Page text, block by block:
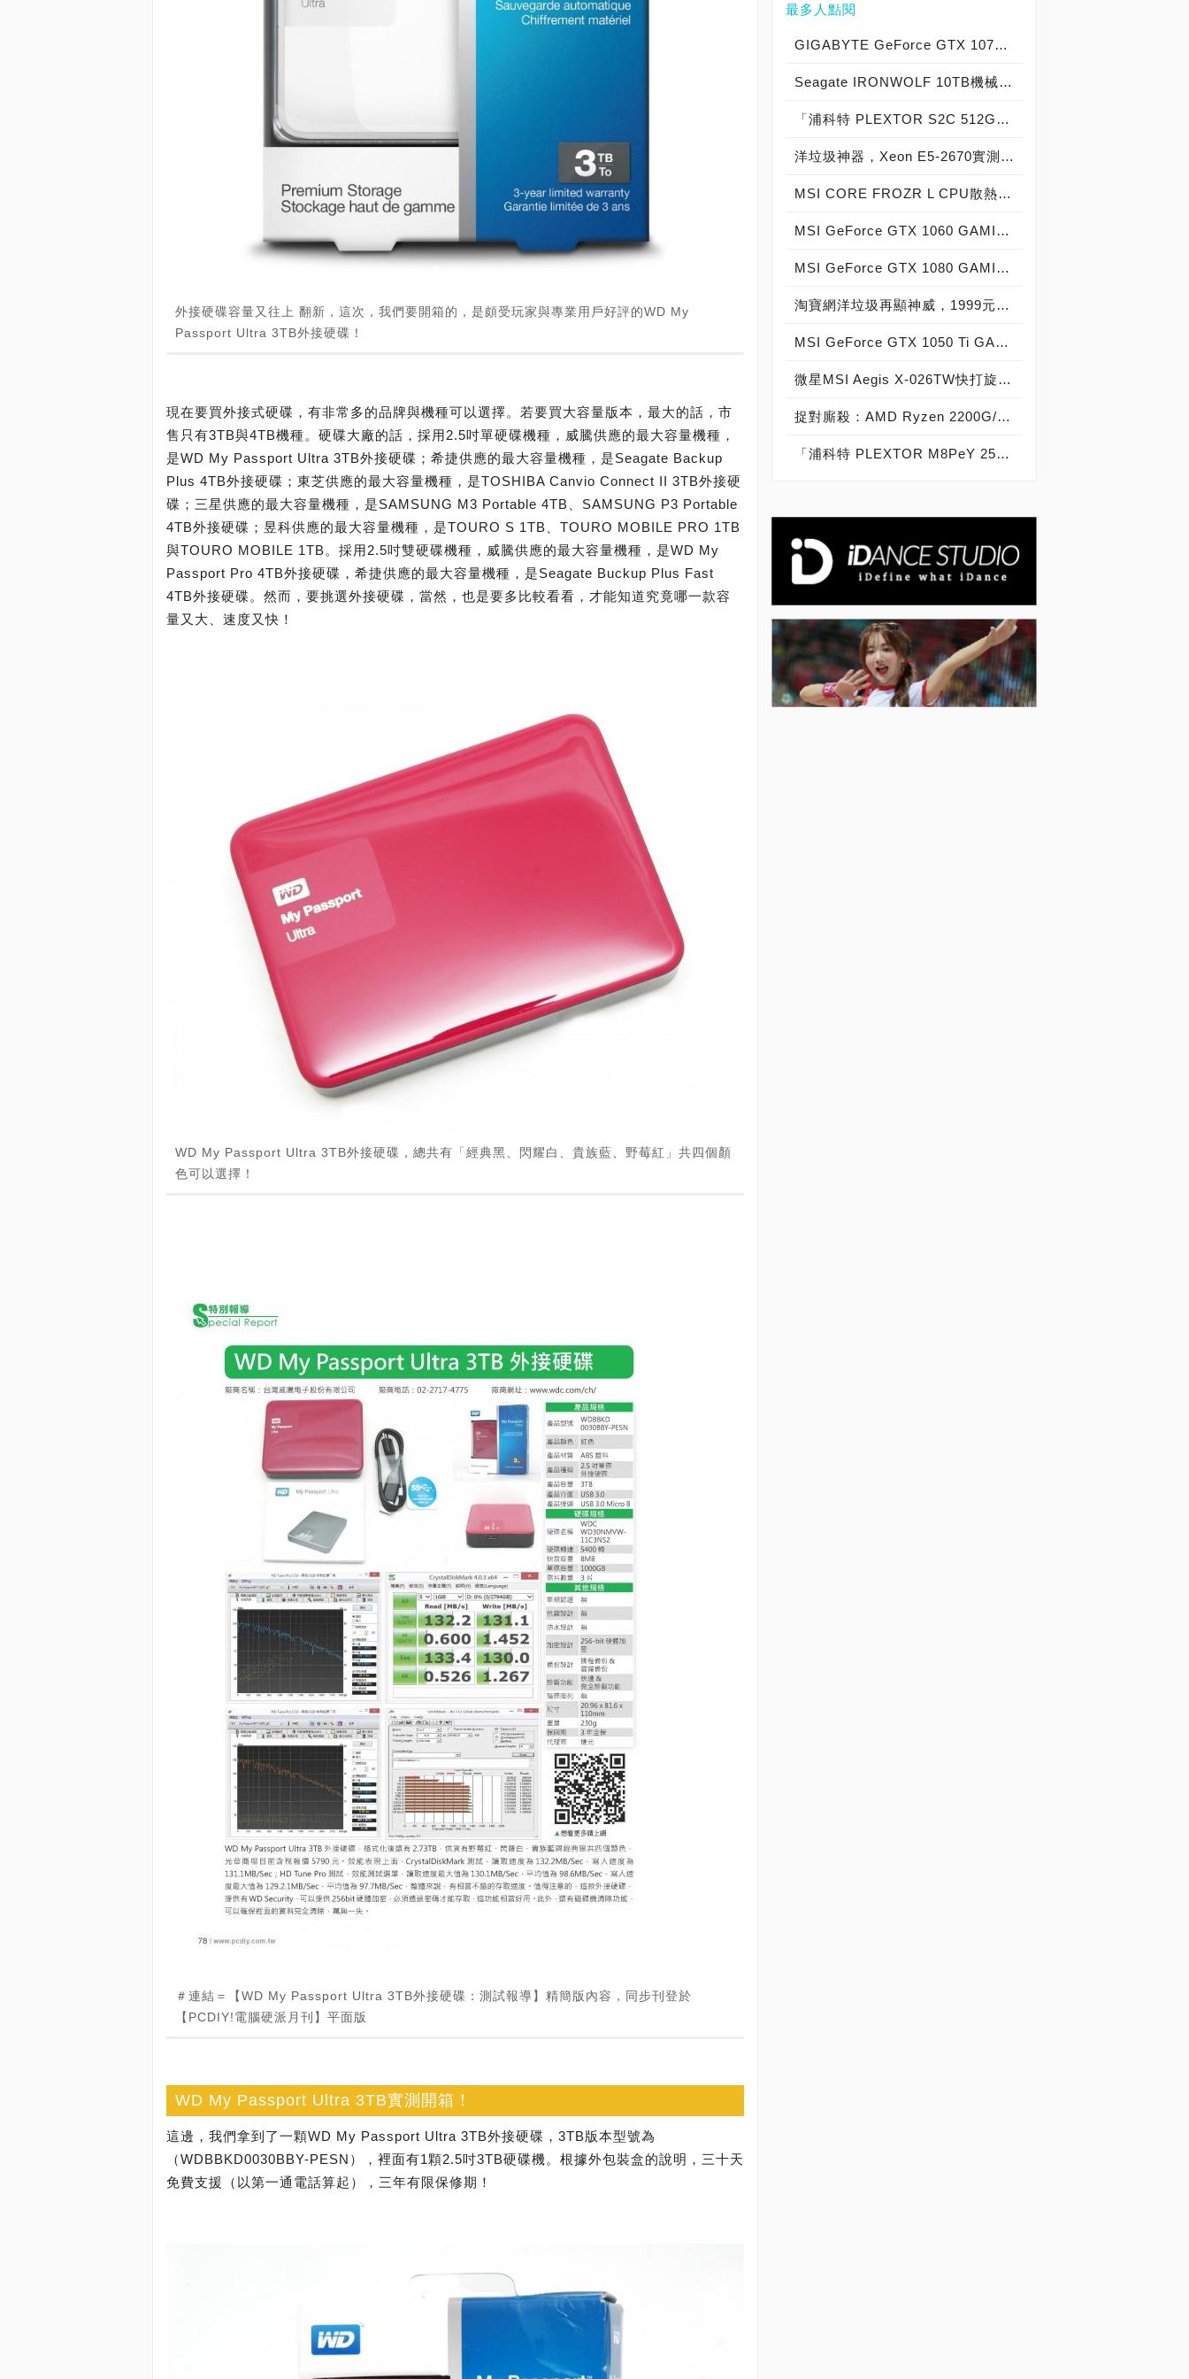
外接硬碟容量又往上 翻新，這次，我們要開箱的，是頗受玩家與專業用戶好評的WD My
Passport Ultra 3TB外接硬碟！
現在要買外接式硬碟，有非常多的品牌與機種可以選擇。若要買大容量版本，最大的話，市
售只有3TB與4TB機種。硬碟大廠的話，採用2.5吋單硬碟機種，威騰供應的最大容量機種，
是WD My Passport Ultra 3TB外接硬碟；希捷供應的最大容量機種，是Seagate Backup
Plus 4TB外接硬碟；東芝供應的最大容量機種，是TOSHIBA Canvio Connect II 3TB外接硬
碟；三星供應的最大容量機種，是SAMSUNG M3 Portable 4TB、SAMSUNG P3 Portable
4TB外接硬碟；昱科供應的最大容量機種，是TOURO S 1TB、TOURO MOBILE PRO 1TB
與TOURO MOBILE 1TB。採用2.5吋雙硬碟機種，威騰供應的最大容量機種，是WD My
Passport Pro 4TB外接硬碟，希捷供應的最大容量機種，是Seagate Buckup Plus Fast
4TB外接硬碟。然而，要挑選外接硬碟，當然，也是要多比較看看，才能知道究竟哪一款容
量又大、速度又快！
WD My Passport Ultra 3TB外接硬碟，總共有「經典黑、閃耀白、貴族藍、野莓紅」共四個顏
色可以選擇！
＃連結＝【WD My Passport Ultra 3TB外接硬碟：測試報導】精簡版內容，同步刊登於
【PCDIY!電腦硬派月刊】平面版
WD My Passport Ultra 3TB實測開箱！
這邊，我們拿到了一顆WD My Passport Ultra 3TB外接硬碟，3TB版本型號為
（WDBBKD0030BBY-PESN），裡面有1顆2.5吋3TB硬碟機。根據外包裝盒的說明，三十天
免費支援（以第一通電話算起），三年有限保修期！
最多人點閱
GIGABYTE GeForce GTX 1070 Xtreme Gaming實測開箱，電競級顯示卡中的頂尖之作！
Seagate IRONWOLF 10TB機械硬碟實測開箱，氦氣填充那嘶狼守護者NAS HDD
「浦科特 PLEXTOR S2C 512GB SSD」實測開箱，超值型固態硬碟中的優質好貨！
洋垃圾神器，Xeon E5-2670實測開箱大作戰！
MSI CORE FROZR L CPU散熱器實測開箱，微星電競產品再添新兵
MSI GeForce GTX 1060 GAMING X 6G實測開箱，玩家級電競顯示卡中的神兵利器！
MSI GeForce GTX 1080 GAMING X 8G實測開箱，史上最強大Pascal自製顯示卡全面來襲！
淘寶網洋垃圾再顯神威，1999元買到8核心16執行緒Xeon E5-2670神器級處理器！
MSI GeForce GTX 1050 Ti GAMING X 4G實測開箱，中階電競顯示卡中的玩家精品！
微星MSI Aegis X-026TW快打旋風V同梱版實測開箱，VR電競桌機的頂尖之作！
捉對廝殺：AMD Ryzen 2200G/2400G VS Intel Core i3-8100/i5-8400
「浦科特 PLEXTOR M8PeY 256GB、512GB、1TB」實測開箱，玩家級NVMe型PCIe 3.0 x4 SSD效能實測大作戰！